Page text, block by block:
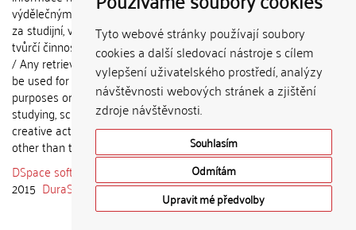
Tyto webové stránky používají soubory
cookies a další sledovací nástroje s cílem
vylepšení uživatelského prostředí, analýzy
návštěvnosti webových stránek a zjištění
zdroje návštěvnosti.
Souhlasím
Odmítám
Upravit mé předvolby
výdělečným účelům nebo vydávány
za studijní, vědeckou nebo jinou
tvůrčí činnost jiné osoby než autora.
/ Any retrieved information shall not
be used for any commercial
purposes or claimed as results of
studying, scientific or any other
creative activities of any person
other than the author.
DSpace software
copyright © 2002-
2015 DuraSpace